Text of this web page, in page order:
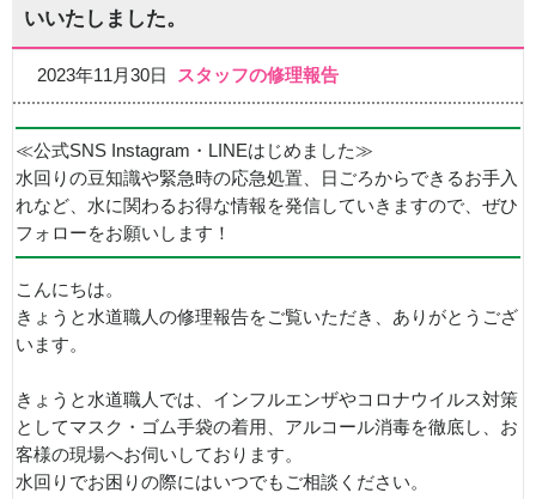
いいたしました。
2023年11月30日 スタッフの修理報告
≪公式SNS Instagram・LINEはじめました≫
水回りの豆知識や緊急時の応急処置、日ごろからできるお手入
れなど、水に関わるお得な情報を発信していきますので、ぜひ
フォローをお願いします！
こんにちは。
きょうと水道職人の修理報告をご覧いただき、ありがとうござ
います。
きょうと水道職人では、インフルエンザやコロナウイルス対策
としてマスク・ゴム手袋の着用、アルコール消毒を徹底し、お
客様の現場へお伺いしております。
水回りでお困りの際にはいつでもご相談ください。